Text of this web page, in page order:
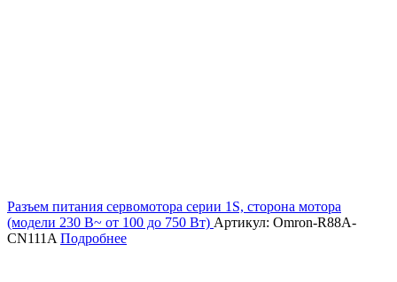
Разъем питания сервомотора серии 1S, сторона мотора
(модели 230 В~ от 100 до 750 Вт) Артикул: Omron-R88A-
CN111A Подробнее